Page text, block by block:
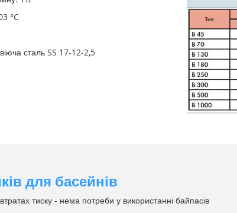
°C
сталь SS 17-12-2,5
для басейнів
тиску - нема потреби у використанні байпасів